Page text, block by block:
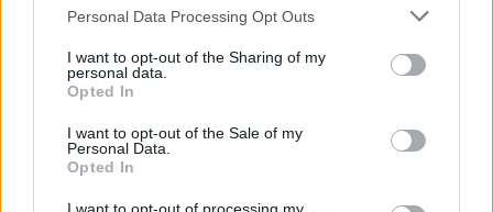
Personal Data Processing Opt Outs
I want to opt-out of the Sharing of my
personal data.
Opted In
I want to opt-out of the Sale of my
Personal Data.
Opted In